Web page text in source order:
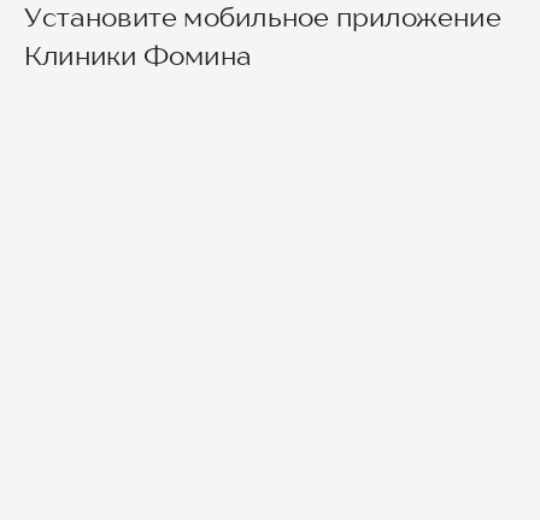
второй вестибюль, далее направо. По улице
Новаторов движемся прямо, спускаемся по
лестнице и идем вдоль школ (путь лежит между
Установите мобильное приложение
Клиники Фомина